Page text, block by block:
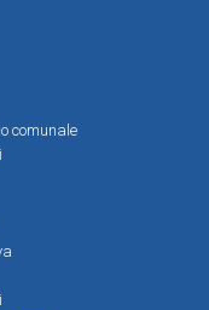
comunale